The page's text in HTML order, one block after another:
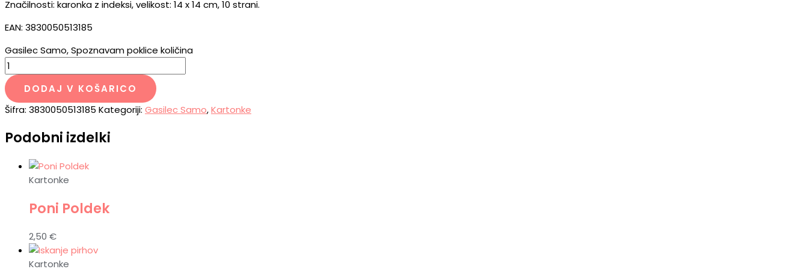
Značilnosti: karonka z indeksi, velikost: 14 x 14 cm, 10 strani.
EAN: 3830050513185
Gasilec Samo, Spoznavam poklice količina
DODAJ V KOŠARICO
Šifra: 3830050513185 Kategoriji: Gasilec Samo,Kartonke
Podobni izdelki
Kartonke
Poni Poldek
2,50 €
Kartonke